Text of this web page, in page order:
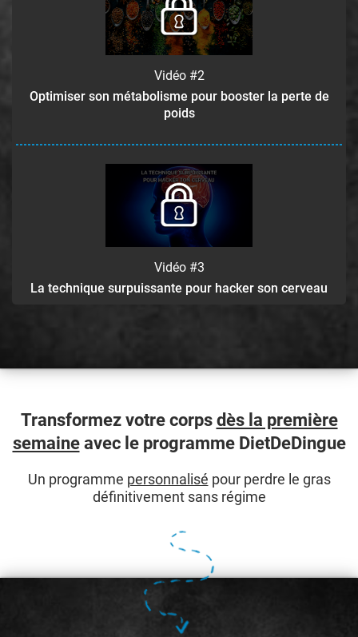
Vidéo #2
Optimiser son métabolisme pour booster la perte de
poids
Vidéo #3
La technique surpuissante pour hacker son cerveau
Transformez votre corps dès la première
semaineavec le programme DietDeDingue
Un programme personnalisé pour perdre le gras
définitivement sans régime